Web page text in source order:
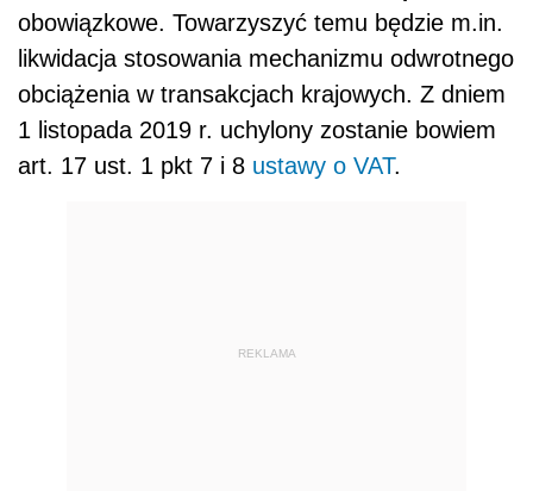
obowiązkowe. Towarzyszyć temu będzie m.in.
likwidacja stosowania mechanizmu odwrotnego
obciążenia w transakcjach krajowych. Z dniem
1 listopada 2019 r. uchylony zostanie bowiem
art. 17 ust. 1 pkt 7 i 8 ustawy o VAT.
REKLAMA